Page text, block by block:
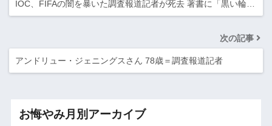
IOC、FIFAの闇を暴いた調査報道記者が死去 著書に「黒い輪…
次の記事
アンドリュー・ジェニングスさん 78歳＝調査報道記者
お悔やみ月別アーカイブ